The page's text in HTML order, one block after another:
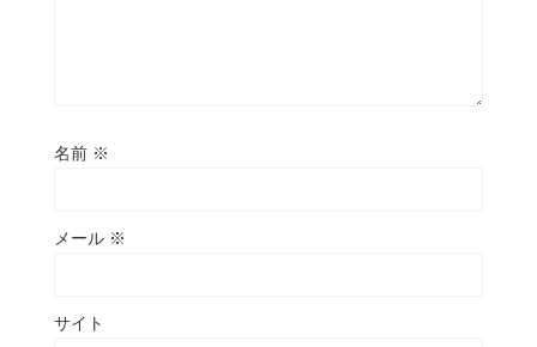
名前 ※
メール ※
サイト